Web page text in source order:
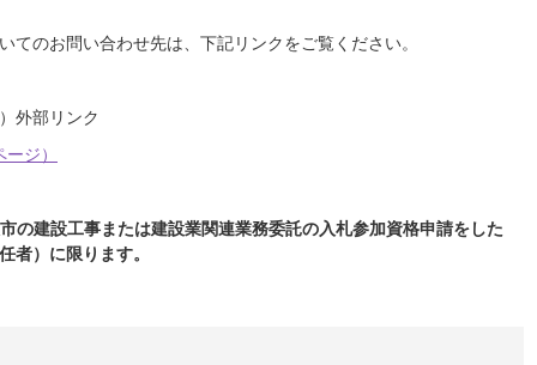
てのお問い合わせ先は、下記リンクをご覧ください。
外部リンク
ジ）
の建設工事または建設業関連業務委託の入札参加資格申請をした
者）に限ります。